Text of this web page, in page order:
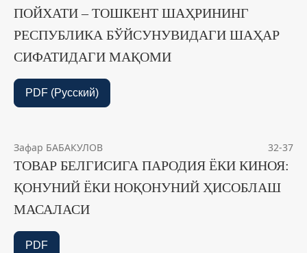
ПОЙХАТИ – ТОШКЕНТ ШАҲРИНИНГ
РЕСПУБЛИКА БЎЙСУНУВИДАГИ ШАҲАР
СИФАТИДАГИ МАҚОМИ
PDF (Русский)
Зафар БАБАКУЛОВ 32-37
ТОВАР БЕЛГИСИГА ПАРОДИЯ ЁКИ КИНОЯ:
ҚОНУНИЙ ЁКИ НОҚОНУНИЙ ҲИСОБЛАШ
МАСАЛАСИ
PDF